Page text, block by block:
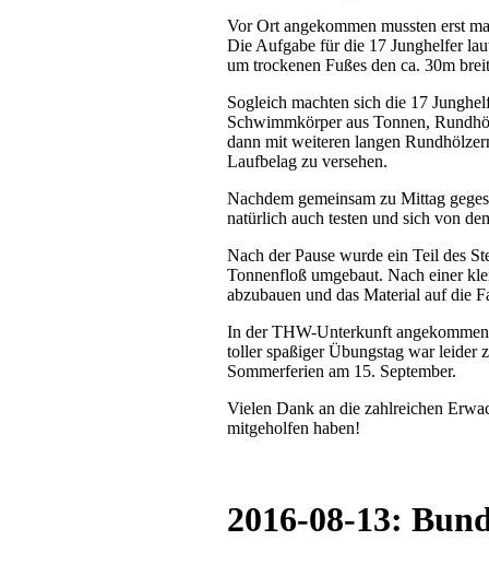
Vor Ort angekommen mussten erst
Die Aufgabe für die 17 Junghelfer
um trockenen Fußes den ca. 30m
Sogleich machten sich die 17
Schwimmkörper aus Tonnen,
dann mit weiteren langen
Laufbelag zu versehen.
Nachdem gemeinsam zu Mittag
natürlich auch testen und sich von
Nach der Pause wurde ein Teil des
Tonnenfloß umgebaut. Nach einer
abzubauen und das Material auf die
In der THW-Unterkunft
toller spaßiger Übungstag war leider
Sommerferien am 15. September.
Vielen Dank an die zahlreichen
mitgeholfen haben!
2016-08-13: